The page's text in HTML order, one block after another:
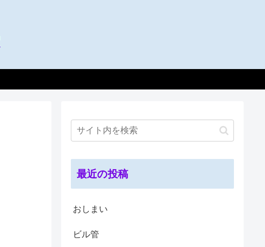
最近の投稿
おしまい
ビル管